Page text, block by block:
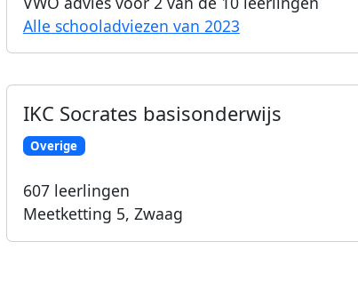
Alle schooladviezen van 2023
IKC Socrates basisonderwijs
Overige
607leerlingen
Meetketting 5, Zwaag